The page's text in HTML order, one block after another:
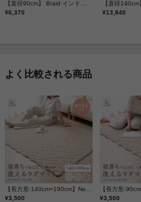
¥6,370
¥13,840
よく比較される商品
¥3,500
¥3,500